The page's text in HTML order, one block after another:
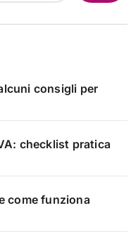
consigli per
checklist pratica
come funziona